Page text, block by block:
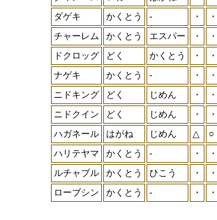
ダゲキ
かくとう - ・
・
チャーレム
かくとう エスパー ・
・
ドクロッグ
どく かくとう ・
・
ナゲキ
かくとう - ・
・
ニドキング
どく じめん ・
・
ニドクイン
どく じめん ・
・
ハガネール
はがね じめん △
○
ハリテヤマ
かくとう - ・
・
ルチャブル
かくとう ひこう ・
・
ローブシン
かくとう - ・ ・